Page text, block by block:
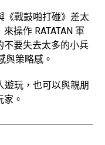
《戰鼓啪打碰》差太
操作 RATATAN 軍
不要失去太多的小兵
與策略感。
遊玩，也可以與親朋
。